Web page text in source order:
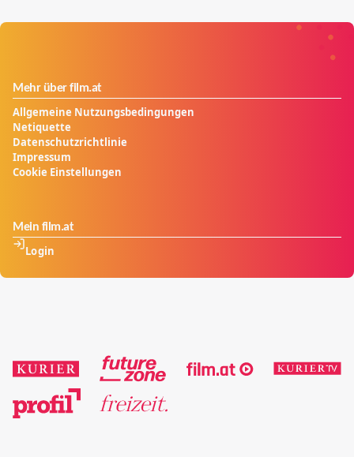
Mehr über film.at
Allgemeine Nutzungsbedingungen
Netiquette
Datenschutzrichtlinie
Impressum
Cookie Einstellungen
Mein film.at
Login